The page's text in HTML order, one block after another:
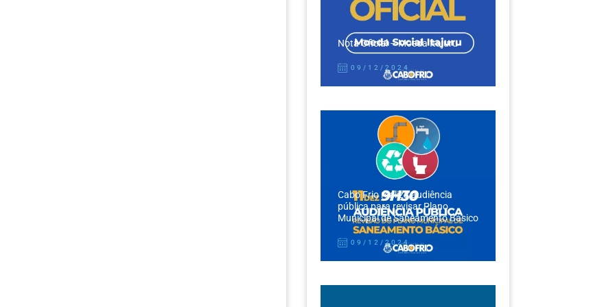
Nota Oficial – Moeda Itajuru
09/12/2024
Cabo Frio realiza audiência
pública para revisar Plano
Municipal de Saneamento Básico
09/12/2024